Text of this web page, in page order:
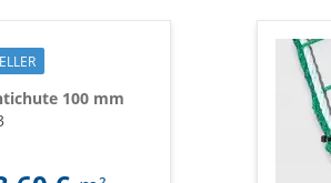
100 mm